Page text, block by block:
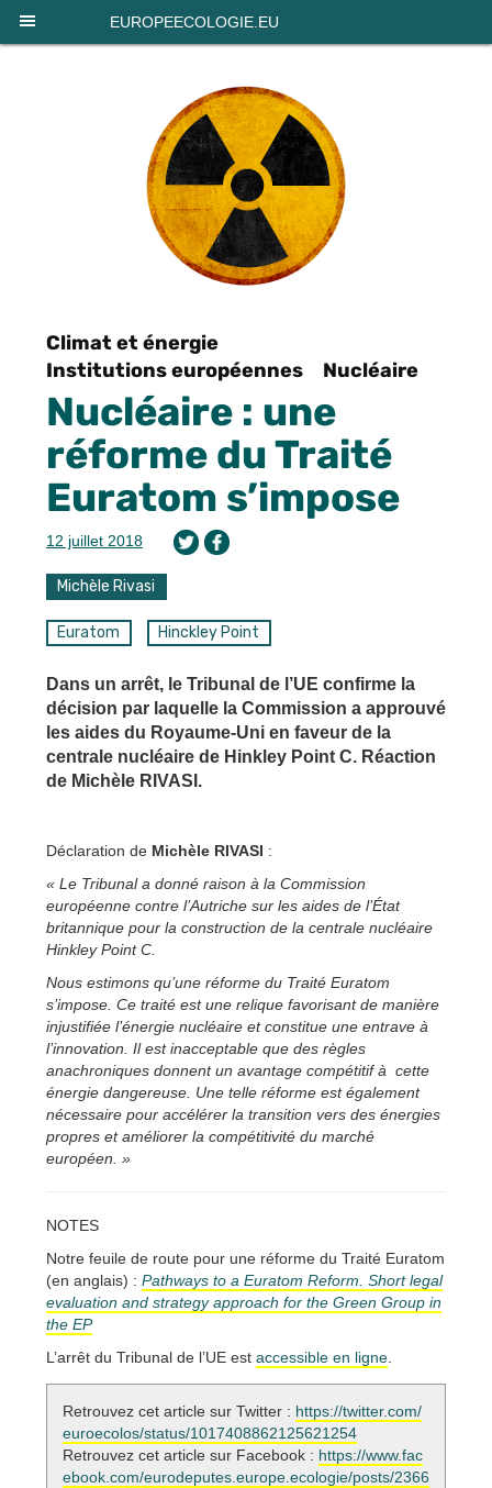
EUROPEECOLOGIE.EU
Climat et énergie
Institutions européennes
Nucléaire
Nucléaire : une
réforme du Traité
Euratom s’impose
12 juillet 2018
Michèle Rivasi
Euratom Hinckley Point
Dans un arrêt, le Tribunal de l’UE confirme la
décision par laquelle la Commission a approuvé
les aides du Royaume-Uni en faveur de la
centrale nucléaire de Hinkley Point C. Réaction
de Michèle RIVASI.
Déclaration de Michèle RIVASI :
« Le Tribunal a donné raison à la Commission
européenne contre l’Autriche sur les aides de l’État
britannique pour la construction de la centrale nucléaire
Hinkley Point C.
Nous estimons qu’une réforme du Traité Euratom
s’impose. Ce traité est une relique favorisant de manière
injustifiée l’énergie nucléaire et constitue une entrave à
l’innovation. Il est inacceptable que des règles
anachroniques donnent un avantage compétitif à cette
énergie dangereuse. Une telle réforme est également
nécessaire pour accélérer la transition vers des énergies
propres et améliorer la compétitivité du marché
européen. »
NOTES
Notre feuile de route pour une réforme du Traité Euratom
(en anglais) : Pathways to a Euratom Reform. Short legal
evaluation and strategy approach for the Green Group in
the EP
L’arrêt du Tribunal de l’UE est accessible en ligne.
Retrouvez cet article sur Twitter : https://twitter.com/
euroecolos/status/1017408862125621254
Retrouvez cet article sur Facebook : https://www.fac
ebook.com/eurodeputes.europe.ecologie/posts/2366